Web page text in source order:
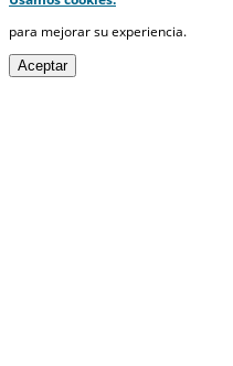
para mejorar su experiencia.
Aceptar